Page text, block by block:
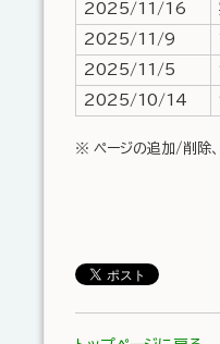
2025/11/16
2025/11/9
2025/11/5
2025/10/14
※ ページの追加/削除